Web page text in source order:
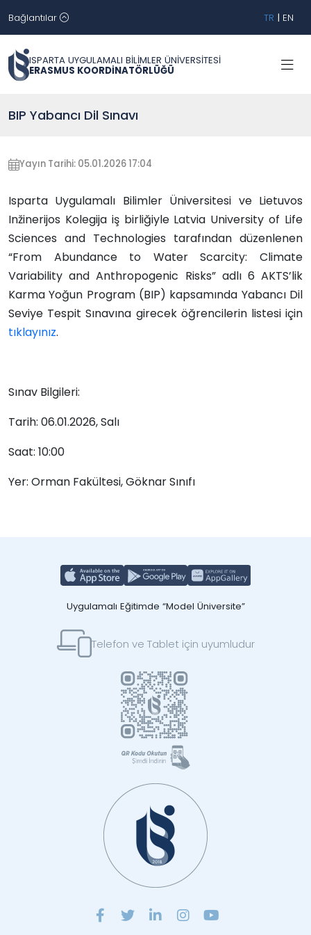
Bağlantılar TR | EN
ISPARTA UYGULAMALI BİLİMLER ÜNİVERSİTESİ
ERASMUS KOORDİNATÖRLÜĞÜ
BIP Yabancı Dil Sınavı
Yayın Tarihi: 05.01.2026 17:04
Isparta Uygulamalı Bilimler Üniversitesi ve Lietuvos
Inžinerijos Kolegija iş birliğiyle Latvia University of Life
Sciences and Technologies tarafından düzenlenen
“From Abundance to Water Scarcity: Climate
Variability and Anthropogenic Risks” adlı 6 AKTS’lik
Karma Yoğun Program (BIP) kapsamında Yabancı Dil
Seviye Tespit Sınavına girecek öğrencilerin listesi için
tıklayınız.
Sınav Bilgileri:
Tarih: 06.01.2026, Salı
Saat: 10:00
Yer: Orman Fakültesi, Göknar Sınıfı
Uygulamalı Eğitimde “Model Üniversite”
Telefon ve Tablet için uyumludur